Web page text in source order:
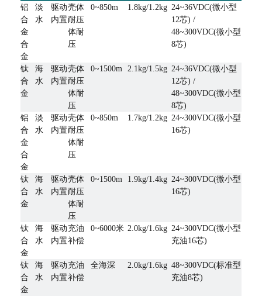
铝
合
金
合
金
淡
水
驱动
内置
壳体
耐压
体耐
压
0~850m 1.8kg/1.2kg 24~36VDC(微小型
12芯) /
48~300VDC(微小型
8芯)
钛
合
金
海
水
驱动
内置
壳体
耐压
体耐
压
0~1500m 2.1kg/1.5kg 24~36VDC(微小型
12芯) /
48~300VDC(微小型
8芯)
铝
合
金
合
金
淡
水
驱动
内置
壳体
耐压
体耐
压
0~850m 1.7kg/1.2kg 24~300VDC(微小型
16芯)
钛
合
金
海
水
驱动
内置
壳体
耐压
体耐
压
0~1500m 1.9kg/1.4kg 24~300VDC(微小型
16芯)
钛
合
金
海
水
驱动
内置
充油
补偿
0~6000米 2.0kg/1.6kg 24~300VDC(微小型
充油16芯)
钛
合
金
海
水
驱动
内置
充油
补偿
全海深 2.0kg/1.6kg 48~300VDC(标准型
充油8芯)